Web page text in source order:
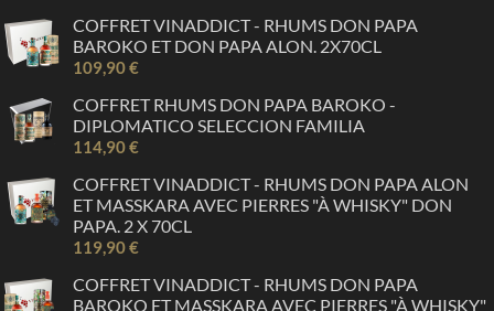
COFFRET VINADDICT - RHUMS DON PAPA
BAROKO ET DON PAPA ALON. 2X70CL
109,90 €
COFFRET RHUMS DON PAPA BAROKO -
DIPLOMATICO SELECCION FAMILIA
114,90 €
COFFRET VINADDICT - RHUMS DON PAPA ALON
ET MASSKARA AVEC PIERRES "À WHISKY" DON
PAPA. 2 X 70CL
119,90 €
COFFRET VINADDICT - RHUMS DON PAPA
BAROKO ET MASSKARA AVEC PIERRES "À WHISKY"